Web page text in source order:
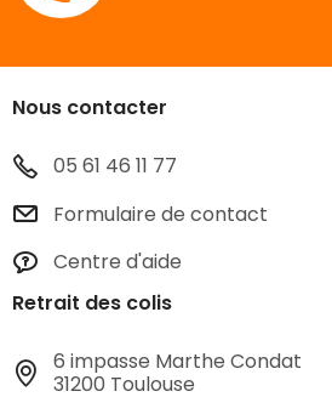
Nous contacter
05 61 46 11 77
Formulaire de contact
Centre d'aide
Retrait des colis
6 impasse Marthe Condat
31200 Toulouse